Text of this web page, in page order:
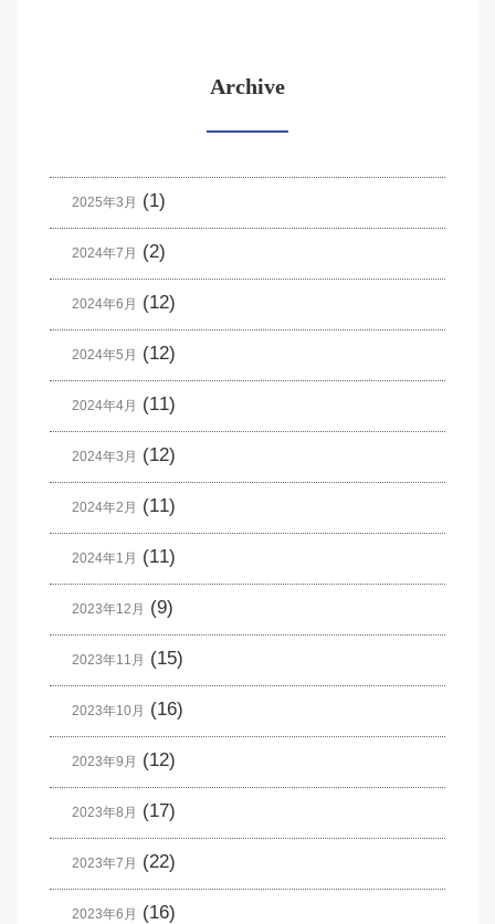
Archive
2025年3月 (1)
2024年7月 (2)
2024年6月 (12)
2024年5月 (12)
2024年4月 (11)
2024年3月 (12)
2024年2月 (11)
2024年1月 (11)
2023年12月 (9)
2023年11月 (15)
2023年10月 (16)
2023年9月 (12)
2023年8月 (17)
2023年7月 (22)
2023年6月 (16)